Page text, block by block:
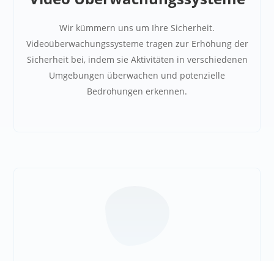
Wir kümmern uns um Ihre Sicherheit.
Videoüberwachungssysteme tragen zur Erhöhung der
Sicherheit bei, indem sie Aktivitäten in verschiedenen
Umgebungen überwachen und potenzielle
Bedrohungen erkennen.